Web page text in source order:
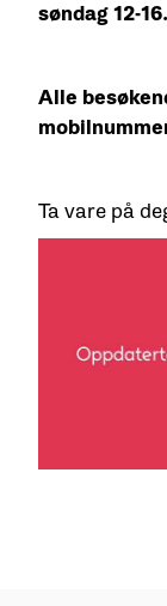
søndag 12-16.
Alle
Ta vare på